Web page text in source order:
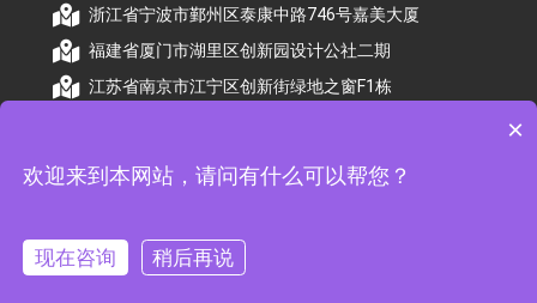
浙江省宁波市鄞州区泰康中路746号嘉美大厦
福建省厦门市湖里区创新园设计公社二期
江苏省南京市江宁区创新街绿地之窗F1栋
备案号：浙ICP备2026009174号
×
欢迎来到本网站，请问有什么可以帮您？
现在咨询 稍后再说